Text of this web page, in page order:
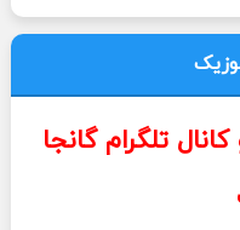
تلگرام گانجا